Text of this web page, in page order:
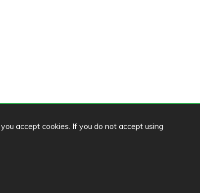
accept cookies. If you do not accept using